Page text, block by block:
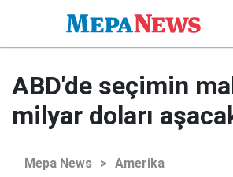
ABD'de seçimin
milyar doları
Mepa News > Amerika